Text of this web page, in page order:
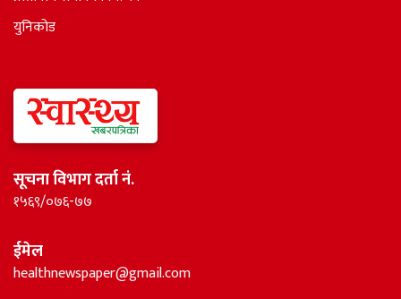
युनिकोड
सूचना विभाग दर्ता नं.
१५६९/०७६-७७
ईमेल
healthnewspaper@gmail.com